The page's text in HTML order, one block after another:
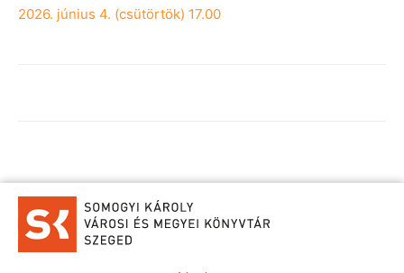
2026. június 4. (csütörtök) 17.00